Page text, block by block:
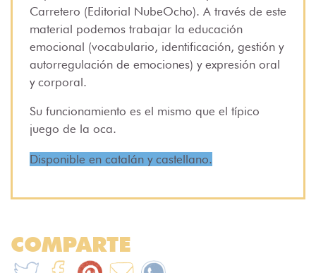
Carretero (Editorial NubeOcho). A través de este
material podemos trabajar la educación
emocional (vocabulario, identificación, gestión y
autorregulación de emociones) y expresión oral
y corporal.
Su funcionamiento es el mismo que el típico
juego de la oca.
Disponible en catalán y castellano.
COMPARTE